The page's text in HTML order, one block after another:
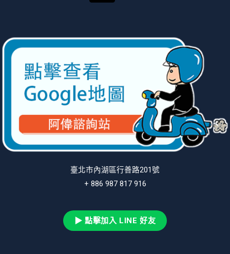
臺北市內湖區行善路201號
+ 886 987 817 916
▶ 點擊加入 LINE 好友